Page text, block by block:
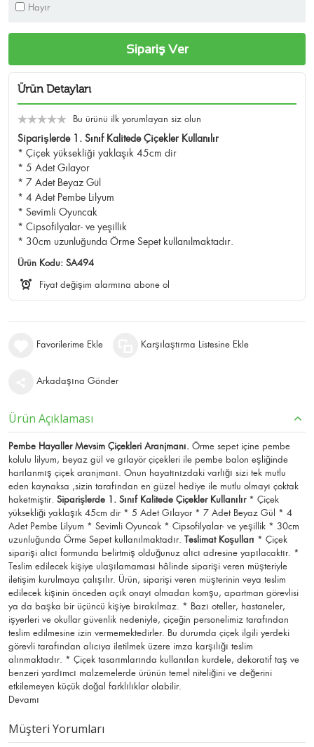
Hayır
Sipariş Ver
Ürün Detayları
Bu ürünü ilk yorumlayan siz olun
Siparişlerde 1. Sınıf Kalitede Çiçekler Kullanılır
* Çiçek yüksekliği yaklaşık 45cm dir
* 5 Adet Gılayor
* 7 Adet Beyaz Gül
* 4 Adet Pembe Lilyum
* Sevimli Oyuncak
* Cipsofilyalar- ve yeşillik
* 30cm uzunluğunda Örme Sepet kullanılmaktadır.
Ürün Kodu: SA494
Fiyat değişim alarmına abone ol
Favorilerime Ekle Karşılaştırma Listesine Ekle
Arkadaşına Gönder
Ürün Açıklaması
Pembe Hayaller Mevsim Çiçekleri Aranjmanı. Örme sepet içine pembe
kolulu lilyum, beyaz gül ve gılayör çiçekleri ile pembe balon eşliğinde
harılanmış çiçek aranjmanı. Onun hayatınızdaki varlığı sizi tek mutlu
eden kaynaksa ,sizin tarafından en güzel hediye ile mutlu olmayı çoktak
haketmiştir. Siparişlerde 1. Sınıf Kalitede Çiçekler Kullanılır* Çiçek
yüksekliği yaklaşık 45cm dir * 5 Adet Gılayor * 7 Adet Beyaz Gül * 4
Adet Pembe Lilyum * Sevimli Oyuncak * Cipsofilyalar- ve yeşillik * 30cm
uzunluğunda Örme Sepet kullanılmaktadır. Teslimat Koşulları * Çiçek
siparişi alıcı formunda belirtmiş olduğunuz alıcı adresine yapılacaktır. *
Teslim edilecek kişiye ulaşılamaması hâlinde siparişi veren müşteriyle
iletişim kurulmaya çalışılır. Ürün, siparişi veren müşterinin veya teslim
edilecek kişinin önceden açık onayı olmadan komşu, apartman görevlisi
ya da başka bir üçüncü kişiye bırakılmaz. * Bazı oteller, hastaneler,
işyerleri ve okullar güvenlik nedeniyle, çiçeğin personelimiz tarafından
teslim edilmesine izin vermemektedirler. Bu durumda çiçek ilgili yerdeki
görevli tarafından alıcıya iletilmek üzere imza karşılığı teslim
alınmaktadır. * Çiçek tasarımlarında kullanılan kurdele, dekoratif taş ve
benzeri yardımcı malzemelerde ürünün temel niteliğini ve değerini
etkilemeyen küçük doğal farklılıklar olabilir.
Devamı
Müşteri Yorumları